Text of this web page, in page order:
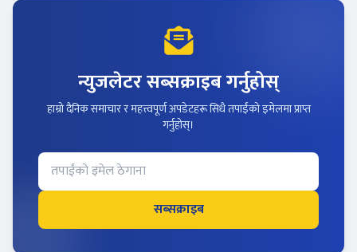
न्युजलेटर सब्सक्राइब गर्नुहोस्
हाम्रो दैनिक समाचार र महत्त्वपूर्ण अपडेटहरू सिधै तपाईंको इमेलमा प्राप्त
गर्नुहोस्।
सब्सक्राइब